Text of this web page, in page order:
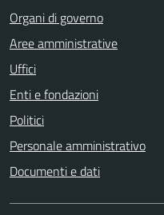
Organi di governo
Aree amministrative
Uffici
Enti e fondazioni
Politici
Personale amministrativo
Documenti e dati